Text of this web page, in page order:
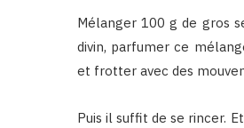
Mélanger 100 g de gros
divin, parfumer ce
et frotter avec des
Puis il suffit de se rincer.